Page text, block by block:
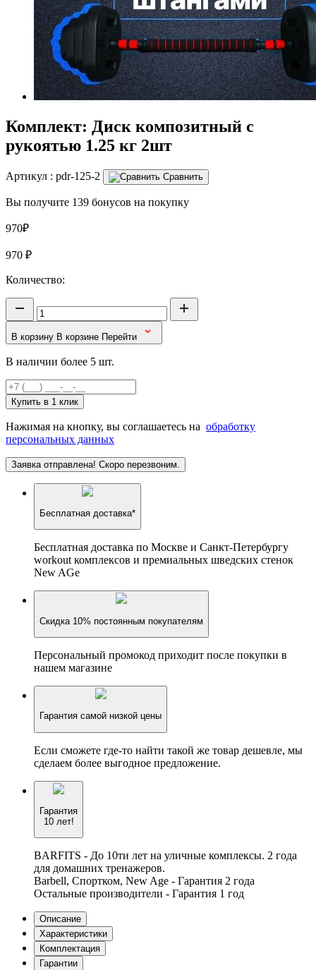
Комплект: Диск композитный с
рукоятью 1.25 кг 2шт
Артикул : pdr-125-2 Сравнить
Вы получите 139 бонусов на покупку
970₽
970 ₽
Количество:
В корзину В корзине Перейти
В наличии более 5 шт.
Купить в 1 клик
Нажимая на кнопку, вы соглашаетесь на обработку
персональных данных
Заявка отправлена! Скоро перезвоним.
Бесплатная доставка*
Бесплатная доставка по Москве и Санкт-Петербургу
workout комплексов и премиальных шведских стенок
New AGe
Скидка 10% постоянным покупателям
Персональный промокод приходит после покупки в
нашем магазине
Гарантия самой низкой цены
Если сможете где-то найти такой же товар дешевле, мы
сделаем более выгодное предложение.
Гарантия
10 лет!
BARFITS - До 10ти лет на уличные комплексы. 2 года
для домашних тренажеров.
Barbell, Спортком, New Age - Гарантия 2 года
Остальные производители - Гарантия 1 год
Описание
Характеристики
Комплектация
Гарантии